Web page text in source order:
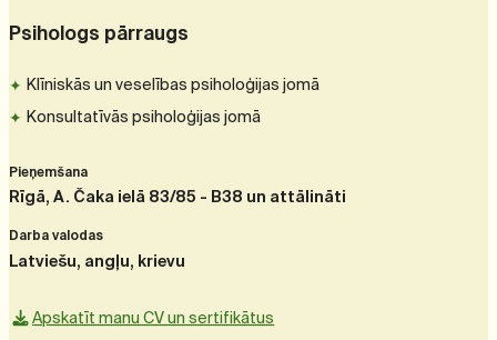
Psihologs pārraugs
Klīniskās un veselības psiholoģijas jomā
Konsultatīvās psiholoģijas jomā
Pieņemšana
Rīgā, A. Čaka ielā 83/85 - B38 un attālināti
Darba valodas
Latviešu, angļu, krievu
Apskatīt manu CV un sertifikātus